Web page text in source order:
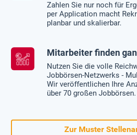
Zahlen Sie nur noch für
per Application macht
planbar und skalierbar.
Mitarbeiter finden
Nutzen Sie die volle
Jobbörsen-Netzwerks -
Wir veröffentlichen Ihre
über 70 großen Jobbörsen.
Zur Muster